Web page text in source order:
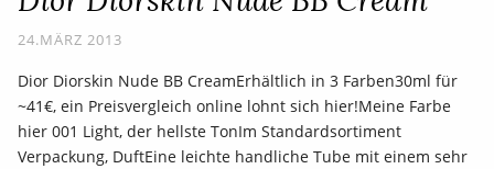
24.MÄRZ 2013
Dior Diorskin Nude BB CreamErhältlich in 3 Farben30ml für
~41€, ein Preisvergleich online lohnt sich hier!Meine Farbe
hier 001 Light, der hellste TonIm Standardsortiment
Verpackung, DuftEine leichte handliche Tube mit einem sehr